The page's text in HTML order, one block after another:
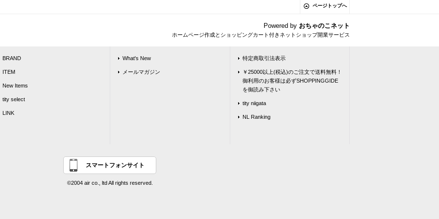
ページトップへ
Powered by おちゃのこネット
ホームページ作成とショッピングカート付きネットショップ開業サービス
BRAND
ITEM
New Items
tity select
LINK
What's New
メールマガジン
特定商取引法表示
￥25000以上(税込)のご注文で送料無料！
御利用のお客様は必ずSHOPPINGGIDE
を御読み下さい
tity niigata
NL Ranking
スマートフォンサイト
©2004 air co., ltd All rights reserved.